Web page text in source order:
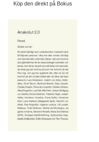
Köp den direkt på Bokus